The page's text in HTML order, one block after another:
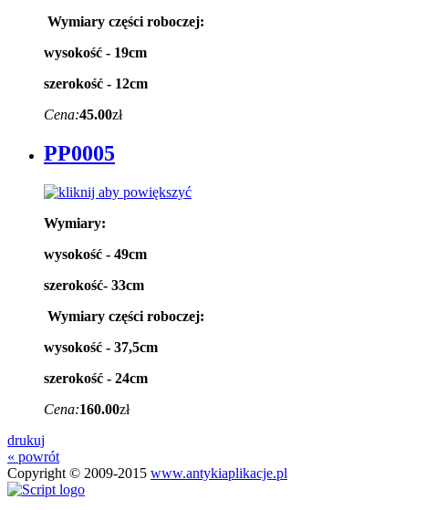
Wymiary części roboczej:
wysokość - 19cm
szerokość - 12cm
Cena:45.00zł
PP0005
Wymiary:
wysokość - 49cm
szerokość- 33cm
Wymiary części roboczej:
wysokość - 37,5cm
szerokość - 24cm
Cena:160.00zł
drukuj
« powrót
Copyright © 2009-2015 www.antykiaplikacje.pl